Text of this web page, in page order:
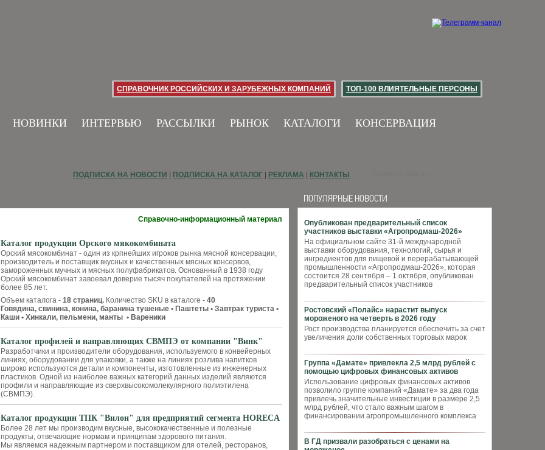
СПРАВОЧНИК РОССИЙСКИХ И ЗАРУБЕЖНЫХ КОМПАНИЙ ТОП-100 ВЛИЯТЕЛЬНЫЕ ПЕРСОНЫ
НОВИНКИ ИНТЕРВЬЮ РАССЫЛКИ РЫНОК КАТАЛОГИ КОНСЕРВАЦИЯ
ПОПУЛЯРНЫЕ НОВОСТИ
Опубликован предварительный список
участников выставки «Агропродмаш-2026»
На официальном сайте 31-й международной
выставки оборудования, технологий, сырья и
ингредиентов для пищевой и перерабатывающей
промышленности «Агропродмаш-2026», которая
состоится 28 сентября – 1 октября, опубликован
предварительный список участников
Ростовский «Полайс» нарастит выпуск
мороженого на четверть в 2026 году
Рост производства планируется обеспечить за счет
увеличения доли собственных торговых марок
Группа «Дамате» привлекла 2,5 млрд рублей с
помощью цифровых финансовых активов
Использование цифровых финансовых активов
позволило группе компаний «Дамате» за два года
привлечь значительные инвестиции в размере 2,5
млрд рублей, что стало важным шагом в
финансировании агропромышленного комплекса
В ГД призвали разобраться с ценами на
ПОДПИСКА НА НОВОСТИ ПОДПИСКА НА КАТАЛОГ РЕКЛАМА КОНТАКТЫ
Справочно-информационный материал
Каталог продукции Орского мякокомбината
Орский мясокомбинат - один из крпнейших игроков рынка мясной консервации,
производитель и поставщик вкусных и качественных мясных консервов,
замороженных мучных и мясных полуфабрикатов. Основанный в 1938 году
Орский мясокомбинат завоевал доверие тысяч покупателей на протяжении
более 85 лет.
Объем каталога - 18 страниц. Количество SKU в каталоге - 40
​Говядина, свинина, конина, баранина тушеные • Паштеты • Завтрак туриста •
Каши • Хинкали, пельмени, манты • Вареники
Каталог профилей и направляющих СВМПЭ от компании "Винк"
Разработчики и производители оборудования, используемого в конвейерных
линиях, оборудовании для упаковки, а также на линиях розлива напитков
широко используются детали и компоненты, изготовленные из инженерных
пластиков. Одной из наиболее важных категорий данных изделий являются
профили и направляющие из сверхвысокомолекулярного полиэтилена
(СВМПЭ).
Каталог продукции ТПК "Вилон" для предприятий сегмента HORECA
Более 28 лет мы производим вкусные, высококачественные и полезные
продукты, отвечающие нормам и принципам здорового питания.
Мы являемся надежным партнером и поставщиком для отелей, ресторанов,